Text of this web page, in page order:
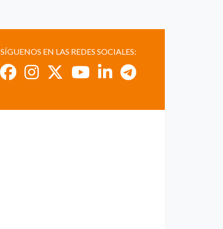
SÍGUENOS EN LAS REDES SOCIALES: